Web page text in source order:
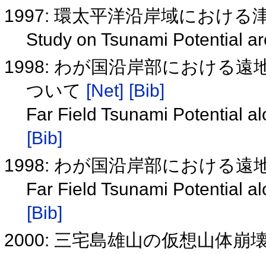
1997: 環太平洋沿岸域における
Study on Tsunami Potential
1998: わが国沿岸部における遠
ついて [Net] [Bib]
Far Field Tsunami Potential
[Bib]
1998: わが国沿岸部における遠
Far Field Tsunami Potential
[Bib]
2000: 三宅島雄山の仮想山体崩